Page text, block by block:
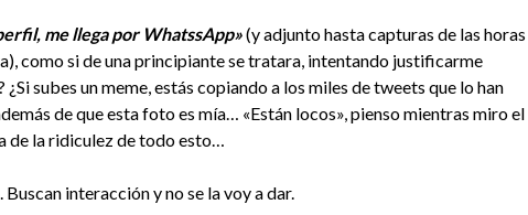
me llega por WhatssApp»(y adjunto hasta capturas de las horas
como si de una principiante se tratara, intentando justificarme
subes un meme, estás copiando a los miles de tweets que lo han
de que esta foto es mía… «Están locos», pienso mientras miro el
de la ridiculez de todo esto…
interacción y no se la voy a dar.